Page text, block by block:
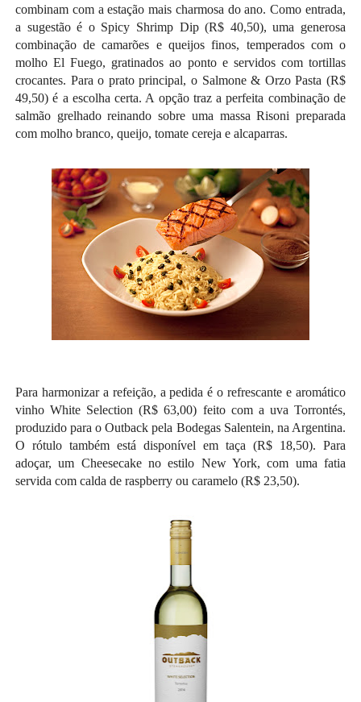
combinam com a estação mais charmosa do ano. Como entrada,
a sugestão é o Spicy Shrimp Dip (R$ 40,50), uma generosa
combinação de camarões e queijos finos, temperados com o
molho El Fuego, gratinados ao ponto e servidos com tortillas
crocantes. Para o prato principal, o Salmone & Orzo Pasta (R$
49,50) é a escolha certa. A opção traz a perfeita combinação de
salmão grelhado reinando sobre uma massa Risoni preparada
com molho branco, queijo, tomate cereja e alcaparras.
Para harmonizar a refeição, a pedida é o refrescante e aromático
vinho White Selection (R$ 63,00) feito com a uva Torrontés,
produzido para o Outback pela Bodegas Salentein, na Argentina.
O rótulo também está disponível em taça (R$ 18,50). Para
adoçar, um Cheesecake no estilo New York, com uma fatia
servida com calda de raspberry ou caramelo (R$ 23,50).